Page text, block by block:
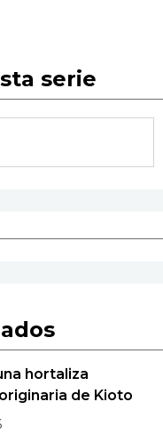
serie
hortaliza
de Kioto